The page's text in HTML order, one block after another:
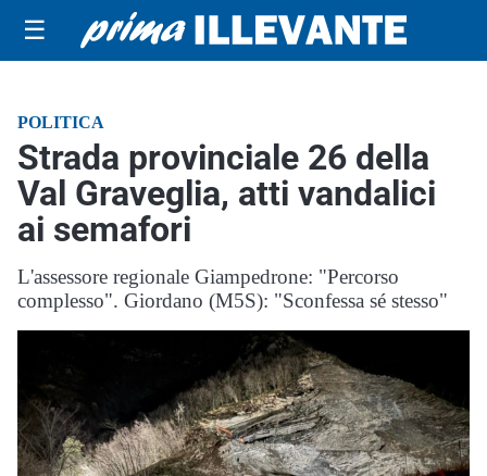
☰
POLITICA
Strada provinciale 26 della
Val Graveglia, atti vandalici
ai semafori
L'assessore regionale Giampedrone: "Percorso
complesso". Giordano (M5S): "Sconfessa sé stesso"